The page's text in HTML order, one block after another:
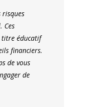
Ces
éducatif
financiers.
de vous
de